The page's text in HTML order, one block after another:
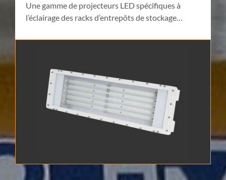
Une gamme de projecteurs LED spécifiques à
l’éclairage des racks d’entrepôts de stockage…